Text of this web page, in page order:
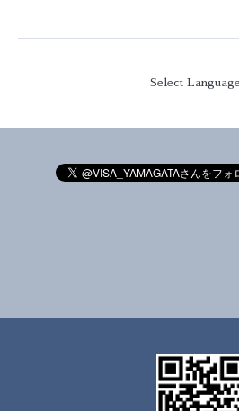
Select Language